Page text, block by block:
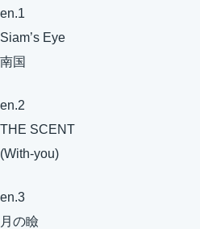
en.1
Siam’s Eye
南国
en.2
THE SCENT
(With-you)
en.3
月の瞼